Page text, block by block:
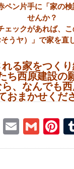
ペン片手に「家の
せんか？
ェックがあれば、
うヤ）」で家を直
れる家をつく
ち西原建設の
、なんでも
おまかせくだ
LineEmail